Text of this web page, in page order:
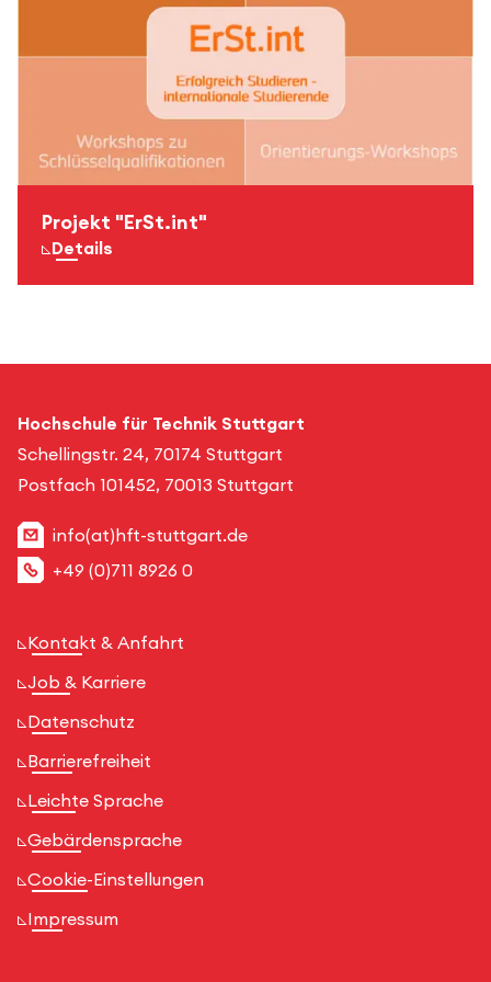
Projekt "ErSt.int"
zur Seite für mehr
Details
Hochschule für Technik Stuttgart
Schellingstr. 24, 70174 Stuttgart
Postfach 101452, 70013 Stuttgart
info(at)hft-stuttgart.de
+49 (0)711 8926 0
Kontakt & Anfahrt
Job & Karriere
Datenschutz
Barrierefreiheit
Leichte Sprache
Gebärdensprache
Cookie-Einstellungen
Impressum